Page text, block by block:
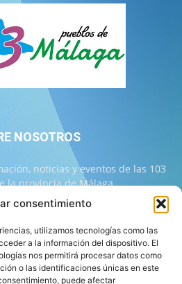
consentimiento
utilizamos tecnologías como las
a la información del dispositivo. El
nos permitirá procesar datos como
o las identificaciones únicas en este
puede afectar
NOSOTROS
noticias y eventos de las 103
la provincia de Málaga.
info@103malaga.com